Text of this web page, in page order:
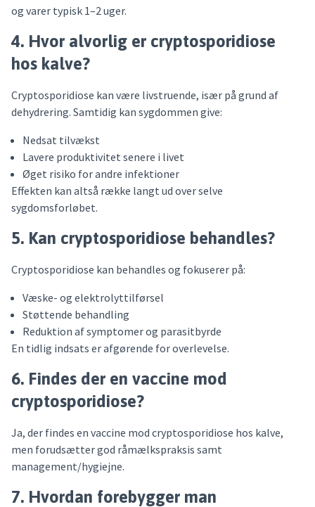
og varer typisk 1–2 uger.
4. Hvor alvorlig er cryptosporidiose
hos kalve?
Cryptosporidiose kan være livstruende, især på grund af
dehydrering. Samtidig kan sygdommen give:
Nedsat tilvækst
Lavere produktivitet senere i livet
Øget risiko for andre infektioner
Effekten kan altså række langt ud over selve
sygdomsforløbet.
5. Kan cryptosporidiose behandles?
Cryptosporidiose kan behandles og fokuserer på:
Væske- og elektrolyttilførsel
Støttende behandling
Reduktion af symptomer og parasitbyrde
En tidlig indsats er afgørende for overlevelse.
6. Findes der en vaccine mod
cryptosporidiose?
Ja, der findes en vaccine mod cryptosporidiose hos kalve,
men forudsætter god råmælkspraksis samt
management/hygiejne.
7. Hvordan forebygger man